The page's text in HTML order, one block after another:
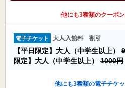
他にも3種類のクーポ
電子チケット 大人入館料 割引
【平日限定】大人（中学生以上）
限定】大人（中学生以上） 1000円
他にも3種類の電子チケ